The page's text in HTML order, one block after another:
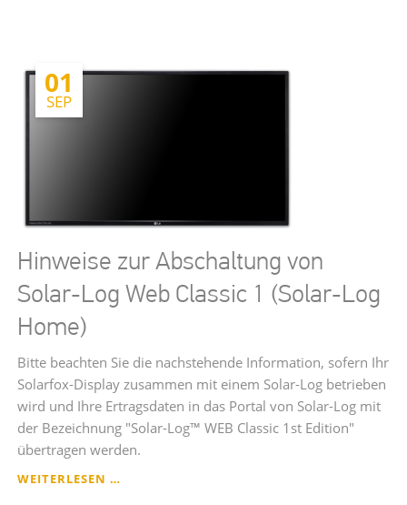
AUSGEZEICHNET
01
SEP
Hinweise zur Abschaltung von
Solar-Log Web Classic 1 (Solar-Log
Home)
Bitte beachten Sie die nachstehende Information, sofern Ihr
Solarfox-Display zusammen mit einem Solar-Log betrieben
wird und Ihre Ertragsdaten in das Portal von Solar-Log mit
der Bezeichnung "Solar-Log™ WEB Classic 1st Edition"
übertragen werden.
WEITERLESEN …HINWEISE